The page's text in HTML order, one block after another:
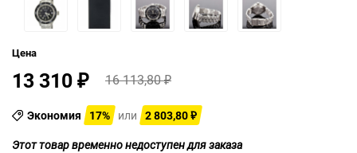
Цена
13 310 ₽ 16 113,80₽
Экономия 17% или 2 803,80 ₽
Этот товар временно недоступен для заказа